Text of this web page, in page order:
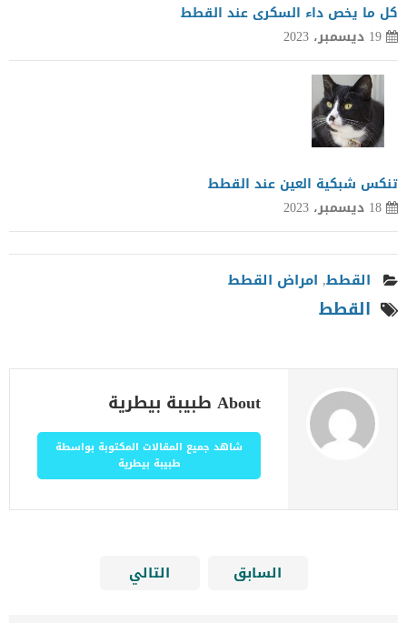
كل ما يخص داء السكرى عند القطط
19 ديسمبر، 2023
تنكس شبكية العين عند القطط
18 ديسمبر، 2023
القطط, امراض القطط
القطط
About طبيبة بيطرية
شاهد جميع المقالات المكتوبة بواسطة
طبيبة بيطرية
السابق التالي